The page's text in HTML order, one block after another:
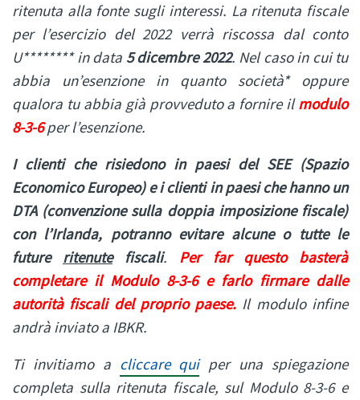
ritenuta alla fonte sugli interessi. La ritenuta fiscale
per l’esercizio del 2022 verrà riscossa dal conto
U******** in data 5 dicembre 2022. Nel caso in cui tu
abbia un’esenzione in quanto società* oppure
qualora tu abbia già provveduto a fornire ilmodulo
8-3-6per l’esenzione.
I clienti che risiedono in paesi del SEE (Spazio
Economico Europeo) e i clienti in paesi che hanno un
DTA (convenzione sulla doppia imposizione fiscale)
con l’Irlanda, potranno evitare alcune o tutte le
future ritenutefiscali. Per far questo basterà
completare il Modulo 8-3-6 e farlo firmare dalle
autorità fiscali del proprio paese. Il modulo infine
andrà inviato a IBKR.
Ti invitiamo a cliccare quiper una spiegazione
completa sulla ritenuta fiscale, sul Modulo 8-3-6 e